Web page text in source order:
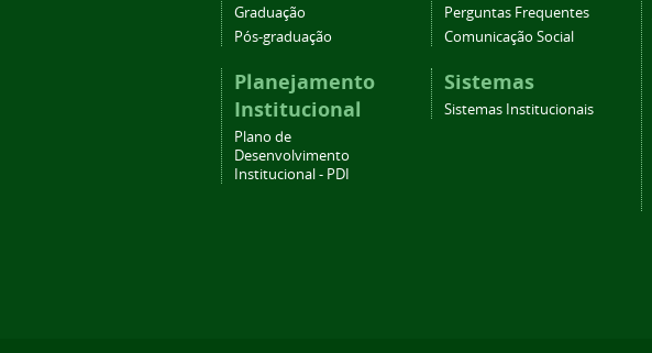
Graduação
Pós-graduação
Planejamento
Institucional
Plano de
Desenvolvimento
Institucional - PDI
Perguntas Frequentes
Comunicação Social
Sistemas
Sistemas Institucionais